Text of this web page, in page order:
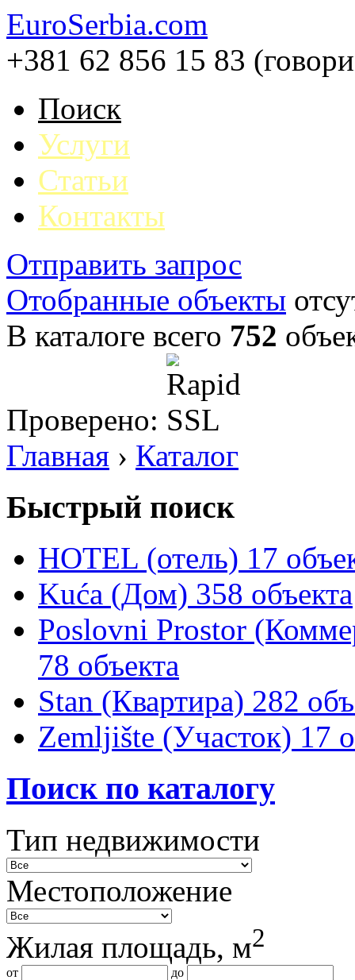
EuroSerbia.com
+381 62 856 15 83
Поиск
Услуги
Статьи
Контакты
Отправить запрос
Отобранные объекты
В каталоге всего 752
Проверено:
Главная › Каталог
Быстрый поиск
HOTEL (отель) 17
Kuća (Дом) 358 объекта
Poslovni Prostor
78 объекта
Stan (Квартира) 282
Zemljište (Участок) 17
Поиск по каталогу
Тип недвижимости
Местоположение
Жилая площадь, м2
от до